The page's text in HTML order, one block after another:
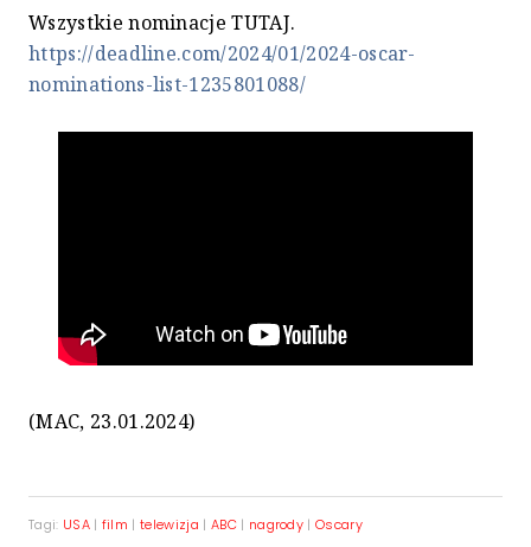
Wszystkie nominacje TUTAJ.
https://deadline.com/2024/01/2024-oscar-
nominations-list-1235801088/
(MAC, 23.01.2024)
Tagi: USA | film |telewizja | ABC| nagrody |Oscary